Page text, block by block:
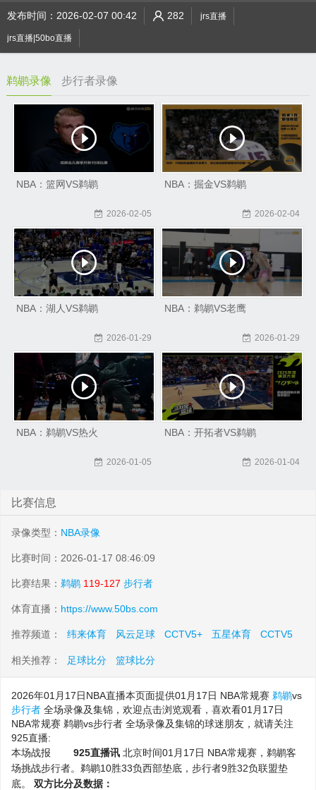
发布时间：2026-02-07 00:42 282 jrs直播
jrs直播|50bo直播
鹈鹕录像 步行者录像
NBA：篮网VS鹈鹕
2026-02-05
NBA：掘金VS鹈鹕
2026-02-04
NBA：湖人VS鹈鹕
2026-01-29
NBA：鹈鹕VS老鹰
2026-01-29
NBA：鹈鹕VS热火
2026-01-05
NBA：开拓者VS鹈鹕
2026-01-04
比赛信息
录像类型： NBA录像
比赛时间：2026-01-17 08:46:09
比赛结果： 鹈鹕 119-127 步行者
体育直播： https://www.50bs.com
推荐频道： 纬来体育 风云足球 CCTV5+ 五星体育 CCTV5
相关推荐： 足球比分 篮球比分
2026年01月17日NBA直播本页面提供01月17日 NBA常规赛 鹈鹕vs
步行者 全场录像及集锦，欢迎点击浏览观看，喜欢看01月17日
NBA常规赛 鹈鹕vs步行者 全场录像及集锦的球迷朋友，就请关注
925直播:
本场战报
925直播讯 北京时间01月17日 NBA常规赛，鹈鹕客
场挑战步行者。鹈鹕10胜33负西部垫底，步行者9胜32负联盟垫
底。
双方比分及数据：